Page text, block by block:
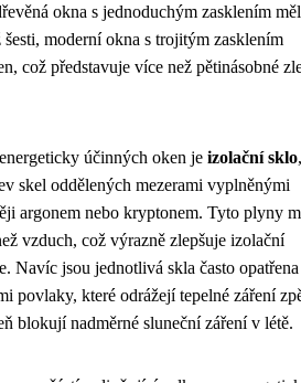
okna s jednoduchým zasklením
moderní okna s trojitým zasklením
což představuje více než pětinásobné
účinných oken je izolační sklo
skel oddělených mezerami vyplněnými
argonem nebo kryptonem. Tyto plyny
vzduch, což výrazně zlepšuje izolační
Navíc jsou jednotlivá skla často opatřena
povlaky, které odrážejí tepelné záření
blokují nadměrné sluneční záření v létě.